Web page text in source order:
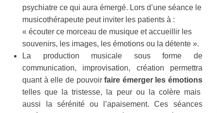
psychiatre ce qui aura émergé. Lors d’une séance le
musicothérapeute peut inviter les patients à :
« écouter ce morceau de musique et accueillir les
souvenirs, les images, les émotions ou la détente ».
La production musicale sous forme de
communication, improvisation, création permettra
quant à elle de pouvoirfaire émerger les émotions
telles que la tristesse, la peur ou la colère mais
aussi la sérénité ou l’apaisement. Ces séances